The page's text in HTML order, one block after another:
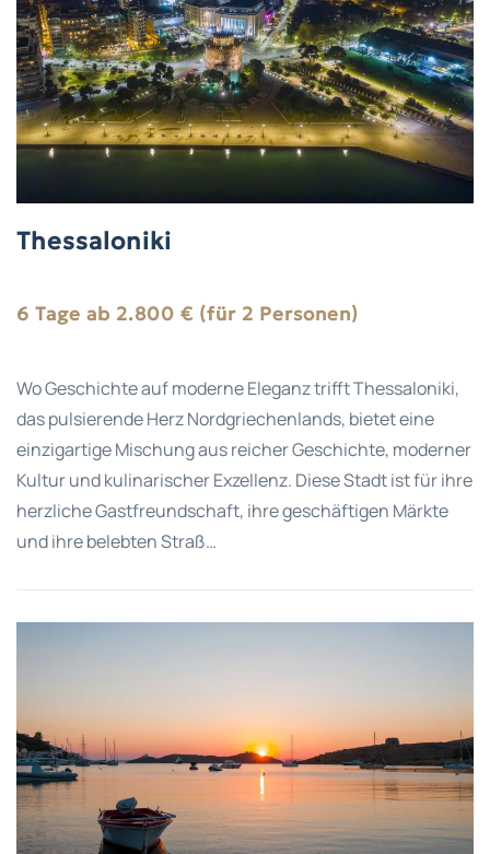
Thessaloniki
6 Tage ab 2.800 € (für 2 Personen)
Wo Geschichte auf moderne Eleganz trifft Thessaloniki,
das pulsierende Herz Nordgriechenlands, bietet eine
einzigartige Mischung aus reicher Geschichte, moderner
Kultur und kulinarischer Exzellenz. Diese Stadt ist für ihre
herzliche Gastfreundschaft, ihre geschäftigen Märkte
und ihre belebten Straß…